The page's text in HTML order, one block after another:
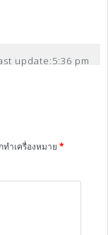
update:5:36 pm
ำเครื่องหมาย *